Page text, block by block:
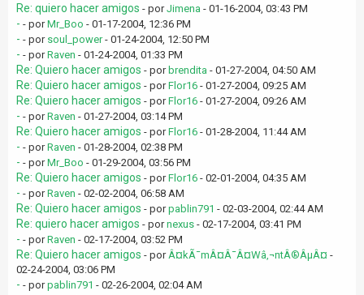
Re: quiero hacer amigos - porJimena - 01-16-2004, 03:43 PM
- - porMr_Boo - 01-17-2004, 12:36 PM
- - por soul_power- 01-24-2004, 12:50 PM
- - porRaven - 01-24-2004, 01:33 PM
Re: Quiero hacer amigos - por brendita - 01-27-2004, 04:50 AM
Re: Quiero hacer amigos - porFlor16 - 01-27-2004, 09:25 AM
Re: Quiero hacer amigos - porFlor16 - 01-27-2004, 09:26 AM
- - porRaven - 01-27-2004, 03:14 PM
Re: Quiero hacer amigos - porFlor16 - 01-28-2004, 11:44 AM
- - porRaven - 01-28-2004, 02:38 PM
- - porMr_Boo - 01-29-2004, 03:56 PM
Re: Quiero hacer amigos - porFlor16 - 02-01-2004, 04:35 AM
- - porRaven - 02-02-2004, 06:58 AM
Re: Quiero hacer amigos - porpablin791 - 02-03-2004, 02:44 AM
Re: quiero hacer amigos - pornexus - 02-17-2004, 03:41 PM
- - porRaven - 02-17-2004, 03:52 PM
Re: Quiero hacer amigos - porÂ¤kÃ¯mÂ¤Â¯Â¤Wâ‚¬ntÂ®ÂµÂ¤ -
02-24-2004, 03:06 PM
- - porpablin791 - 02-26-2004, 02:04 AM